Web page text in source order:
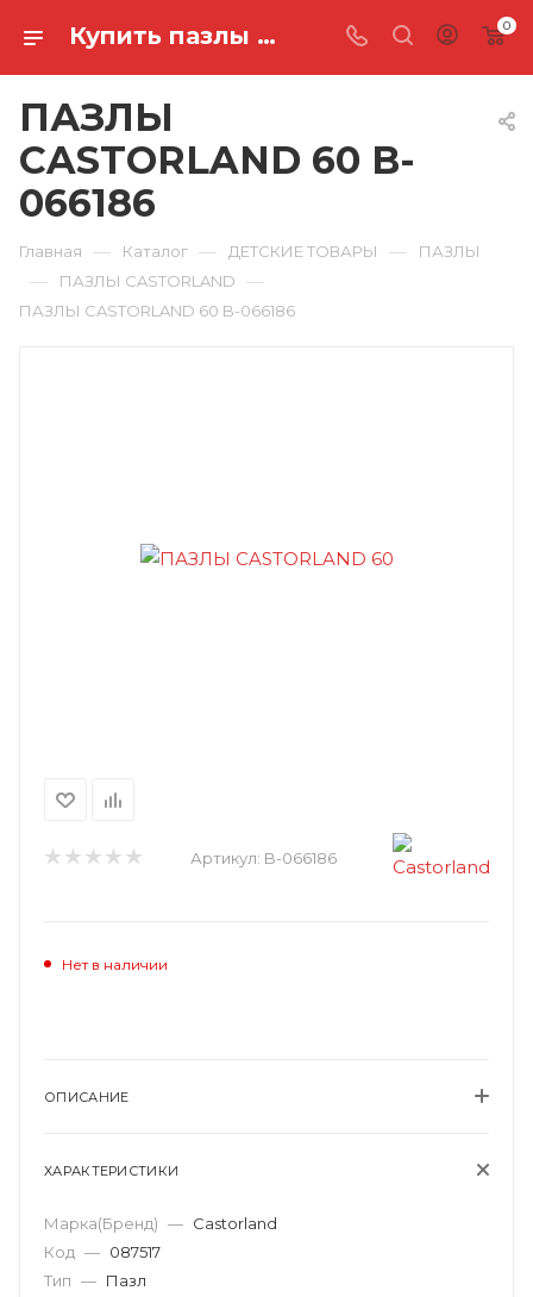
Купить пазлы castorland 60 B-066186 в Ростове-на-Дону 0
ПАЗЛЫ
CASTORLAND 60 B-
066186
Главная — Каталог — ДЕТСКИЕ ТОВАРЫ — ПАЗЛЫ
— ПАЗЛЫ CASTORLAND —
ПАЗЛЫ CASTORLAND 60 B-066186
Артикул: B-066186
Нет в наличии
ОПИСАНИЕ
ХАРАКТЕРИСТИКИ
Марка(Бренд) — Castorland
Код — 087517
Тип — Пазл